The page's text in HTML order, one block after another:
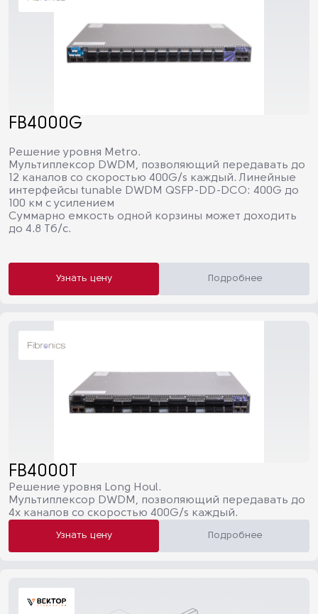
FB4000G
Решение уровня Metro.
Мультиплексор DWDM, позволяющий передавать до
12 каналов со скоростью 400G/s каждый. Линейные
интерфейсы tunable DWDM QSFP-DD-DCO: 400G до
100 км с усилением
Суммарно емкость одной корзины может доходить
до 4.8 Тб/с.
Узнать цену Подробнее
FB4000T
Решение уровня Long Houl.
Мультиплексор DWDM, позволяющий передавать до
4х каналов со скоростью 400G/s каждый.
Узнать цену Подробнее